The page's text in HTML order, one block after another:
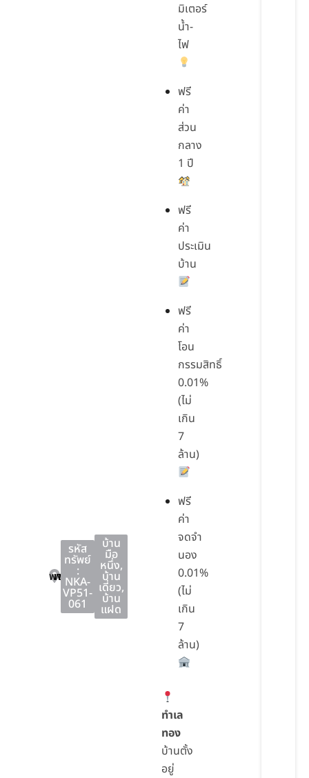
พานทอง
พานทอง
ชลบุรี
รหัส
ทรัพย์
:
NKA-
VP51-
061
บ้าน
มือ
หนึ่ง,
บ้าน
เดี่ยว,
บ้าน
แฝด
มิเตอร์
น้ำ-
ไฟ
ฟรี
ค่า
ส่วน
กลาง
1 ปี
ฟรี
ค่า
ประเมิน
บ้าน
ฟรี
ค่า
โอน
กรรมสิทธิ์
0.01%
(ไม่
เกิน
7
ล้าน)
ฟรี
ค่า
จดจำ
นอง
0.01%
(ไม่
เกิน
7
ล้าน)
ทำเล
ทอง
บ้านตั้ง
อยู่